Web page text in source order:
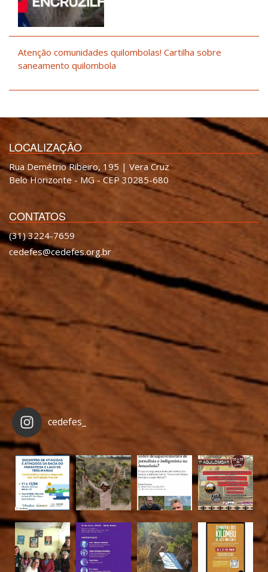
Atenção comunidades quilombolas! Cartilha sobre
saneamento quilombola
LOCALIZAÇÃO
Rua Demétrio Ribeiro, 195 | Vera Cruz
Belo Horizonte - MG - CEP 30285-680
CONTATOS
(31) 3224-7659
cedefes@cedefes.org.br
cedefes_